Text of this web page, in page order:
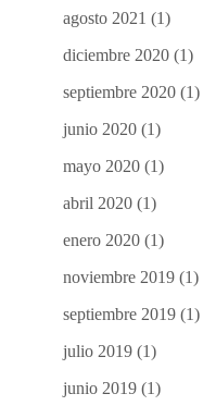
agosto 2021 (1)
diciembre 2020 (1)
septiembre 2020 (1)
junio 2020 (1)
mayo 2020 (1)
abril 2020 (1)
enero 2020 (1)
noviembre 2019 (1)
septiembre 2019 (1)
julio 2019 (1)
junio 2019 (1)